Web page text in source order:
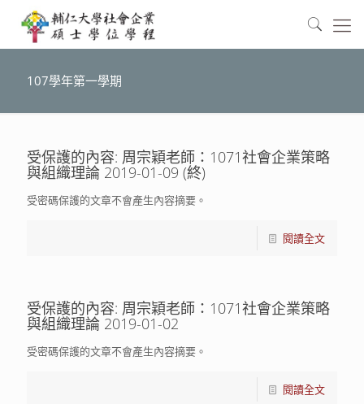
107學年第一學期
受保護的內容: 周宗穎老師：1071社會企業策略
與組織理論 2019-01-09 (終)
受密碼保護的文章不會產生內容摘要。
閱讀全文
受保護的內容: 周宗穎老師：1071社會企業策略
與組織理論 2019-01-02
受密碼保護的文章不會產生內容摘要。
閱讀全文